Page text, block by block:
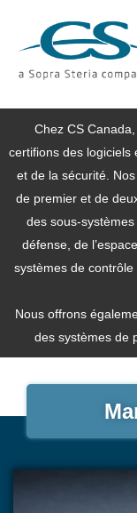
Chez CS
certifions des logiciels
et de la sécurité.
de premier et de
des sous-
défense, de
systèmes de
Nous offrons
des systèmes de